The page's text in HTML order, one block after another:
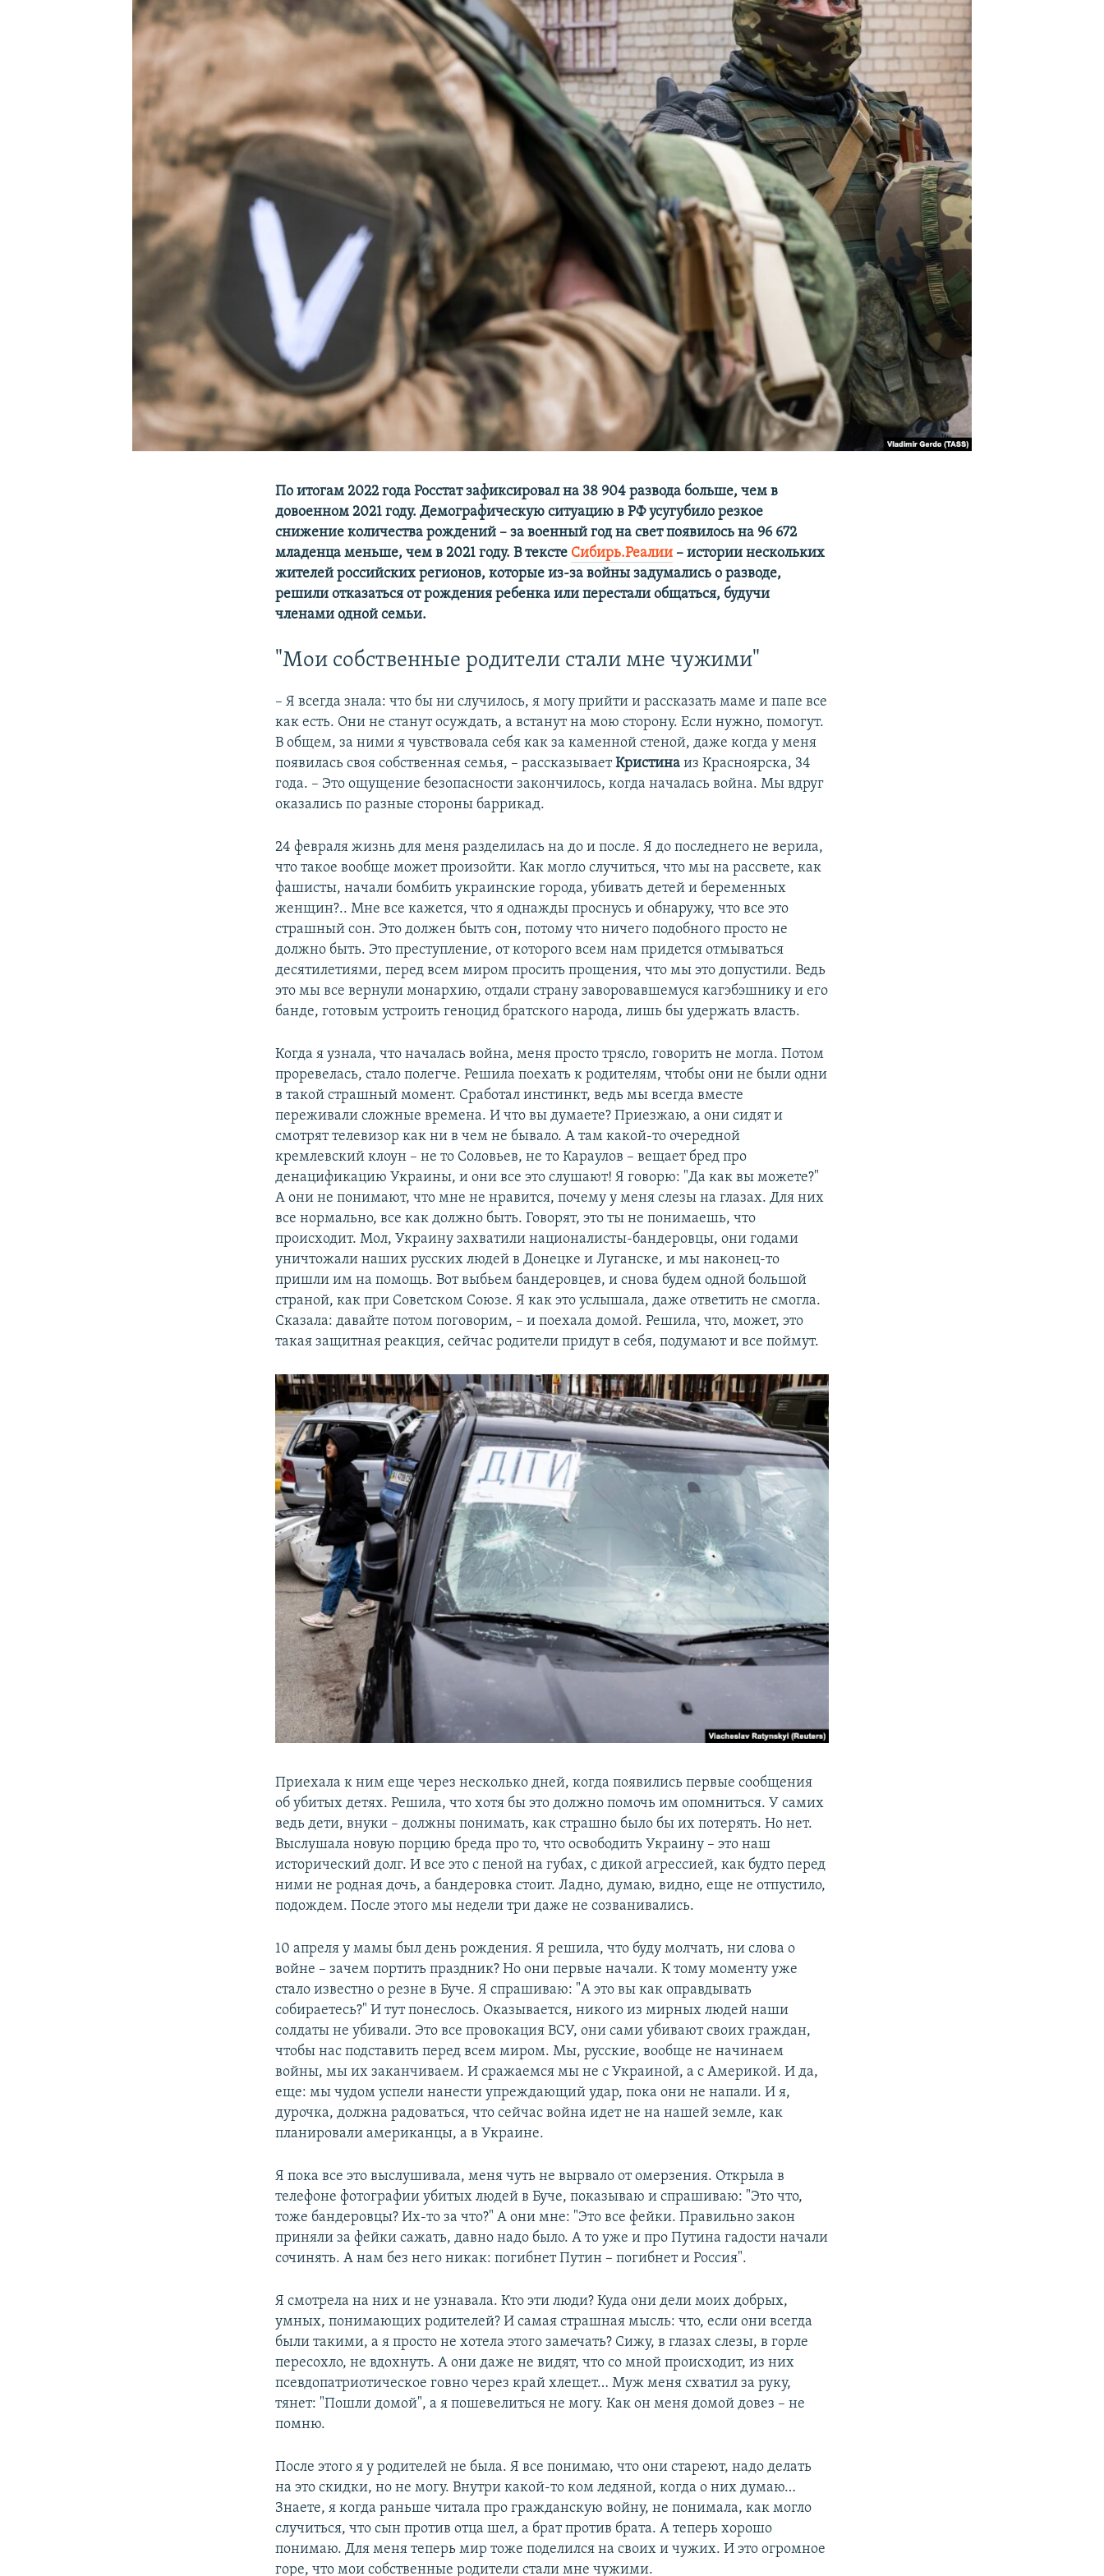
КРЫМ.НЕПОКОРЕННЫЙ
По итогам 2022 года Росстат зафиксировал на 38 904 развода больше, чем в
довоенном 2021 году. Демографическую ситуацию в РФ усугубило резкое
снижение количества рождений – за военный год на свет появилось на 96 672
младенца меньше, чем в 2021 году. В тексте Сибирь.Реалии – истории нескольких
жителей российских регионов, которые из-за войны задумались о разводе,
решили отказаться от рождения ребенка или перестали общаться, будучи
членами одной семьи.
"Мои собственные родители стали мне чужими"
– Я всегда знала: что бы ни случилось, я могу прийти и рассказать маме и папе все
как есть. Они не станут осуждать, а встанут на мою сторону. Если нужно, помогут.
В общем, за ними я чувствовала себя как за каменной стеной, даже когда у меня
появилась своя собственная семья, – рассказываетКристина из Красноярска, 34
года. – Это ощущение безопасности закончилось, когда началась война. Мы вдруг
оказались по разные стороны баррикад.
24 февраля жизнь для меня разделилась на до и после. Я до последнего не верила,
что такое вообще может произойти. Как могло случиться, что мы на рассвете, как
фашисты, начали бомбить украинские города, убивать детей и беременных
женщин?.. Мне все кажется, что я однажды проснусь и обнаружу, что все это
страшный сон. Это должен быть сон, потому что ничего подобного просто не
должно быть. Это преступление, от которого всем нам придется отмываться
десятилетиями, перед всем миром просить прощения, что мы это допустили. Ведь
это мы все вернули монархию, отдали страну заворовавшемуся кагэбэшнику и его
банде, готовым устроить геноцид братского народа, лишь бы удержать власть.
Когда я узнала, что началась война, меня просто трясло, говорить не могла. Потом
проревелась, стало полегче. Решила поехать к родителям, чтобы они не были одни
в такой страшный момент. Сработал инстинкт, ведь мы всегда вместе
переживали сложные времена. И что вы думаете? Приезжаю, а они сидят и
смотрят телевизор как ни в чем не бывало. А там какой-то очередной
кремлевский клоун – не то Соловьев, не то Караулов – вещает бред про
денацификацию Украины, и они все это слушают! Я говорю: "Да как вы можете?"
А они не понимают, что мне не нравится, почему у меня слезы на глазах. Для них
все нормально, все как должно быть. Говорят, это ты не понимаешь, что
происходит. Мол, Украину захватили националисты-бандеровцы, они годами
уничтожали наших русских людей в Донецке и Луганске, и мы наконец-то
пришли им на помощь. Вот выбьем бандеровцев, и снова будем одной большой
страной, как при Советском Союзе. Я как это услышала, даже ответить не смогла.
Сказала: давайте потом поговорим, – и поехала домой. Решила, что, может, это
такая защитная реакция, сейчас родители придут в себя, подумают и все поймут.
Приехала к ним еще через несколько дней, когда появились первые сообщения
об убитых детях. Решила, что хотя бы это должно помочь им опомниться. У самих
ведь дети, внуки – должны понимать, как страшно было бы их потерять. Но нет.
Выслушала новую порцию бреда про то, что освободить Украину – это наш
исторический долг. И все это с пеной на губах, с дикой агрессией, как будто перед
ними не родная дочь, а бандеровка стоит. Ладно, думаю, видно, еще не отпустило,
подождем. После этого мы недели три даже не созванивались.
10 апреля у мамы был день рождения. Я решила, что буду молчать, ни слова о
войне – зачем портить праздник? Но они первые начали. К тому моменту уже
стало известно о резне в Буче. Я спрашиваю: "А это вы как оправдывать
собираетесь?" И тут понеслось. Оказывается, никого из мирных людей наши
солдаты не убивали. Это все провокация ВСУ, они сами убивают своих граждан,
чтобы нас подставить перед всем миром. Мы, русские, вообще не начинаем
войны, мы их заканчиваем. И сражаемся мы не с Украиной, а с Америкой. И да,
еще: мы чудом успели нанести упреждающий удар, пока они не напали. И я,
дурочка, должна радоваться, что сейчас война идет не на нашей земле, как
планировали американцы, а в Украине.
Я пока все это выслушивала, меня чуть не вырвало от омерзения. Открыла в
телефоне фотографии убитых людей в Буче, показываю и спрашиваю: "Это что,
тоже бандеровцы? Их-то за что?" А они мне: "Это все фейки. Правильно закон
приняли за фейки сажать, давно надо было. А то уже и про Путина гадости начали
сочинять. А нам без него никак: погибнет Путин – погибнет и Россия".
Я смотрела на них и не узнавала. Кто эти люди? Куда они дели моих добрых,
умных, понимающих родителей? И самая страшная мысль: что, если они всегда
были такими, а я просто не хотела этого замечать? Сижу, в глазах слезы, в горле
пересохло, не вдохнуть. А они даже не видят, что со мной происходит, из них
псевдопатриотическое говно через край хлещет… Муж меня схватил за руку,
тянет: "Пошли домой", а я пошевелиться не могу. Как он меня домой довез – не
помню.
После этого я у родителей не была. Я все понимаю, что они стареют, надо делать
на это скидки, но не могу. Внутри какой-то ком ледяной, когда о них думаю…
Знаете, я когда раньше читала про гражданскую войну, не понимала, как могло
случиться, что сын против отца шел, а брат против брата. А теперь хорошо
понимаю. Для меня теперь мир тоже поделился на своих и чужих. И это огромное
горе, что мои собственные родители стали мне чужими.